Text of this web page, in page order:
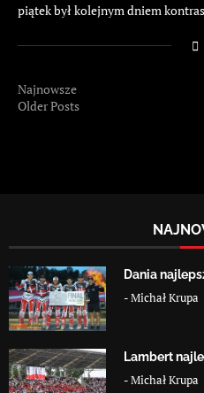
piątek był kolejnym dniem
Najnowsze
Older Posts
Dania
-Michał Krupa
Lambert
-Michał Krupa